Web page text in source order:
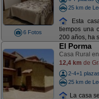
6 Fotos
25 km de
Esta
tiempos una
200 años, ha
El Porma
Casa Rural en
12,4 km de
2-4+1 plazas
25 km de
La casa